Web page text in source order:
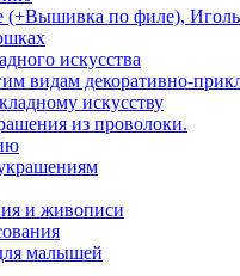
по филе),
искусства
видам декоративно-
искусству
из проволоки.
и живописи
малышей